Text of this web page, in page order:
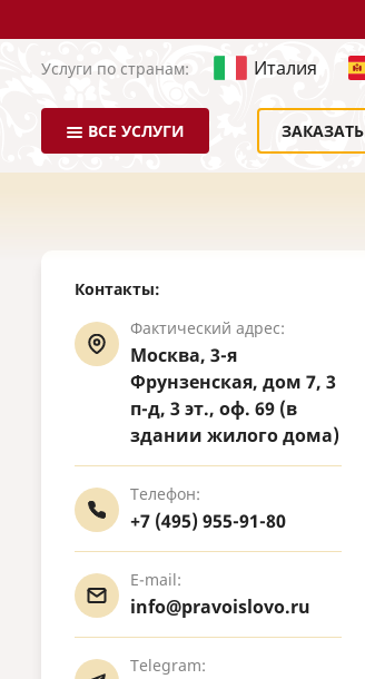
Услуги по странам: Италия
ВСЕ УСЛУГИ ЗАКАЗАТЬ
Контакты:
Фактический адрес:
Москва, 3-я
Фрунзенская, дом 7, 3
п-д, 3 эт., оф. 69 (в
здании жилого дома)
Телефон:
+7 (495) 955-91-80
E-mail:
info@pravoislovo.ru
Telegram: